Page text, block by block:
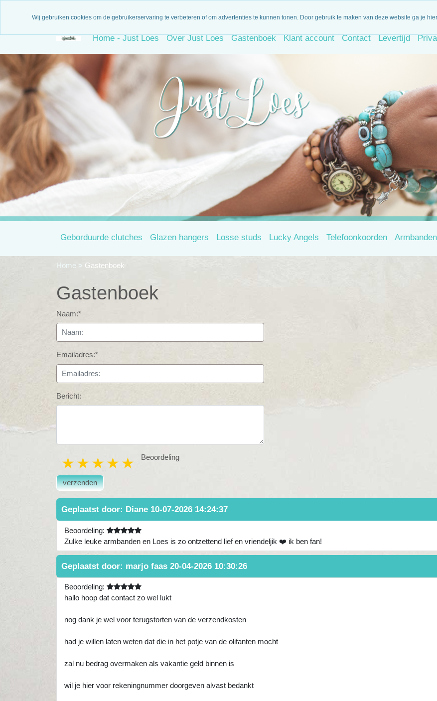
Home - Just Loes Over Just Loes Gastenboek Klant account Contact Levertijd
Geborduurde clutches Glazen hangers Losse studs Lucky Angels Telefoonkoorden
Home > Gastenboek
Gastenboek
Naam:*
Emailadres:*
Bericht:
Beoordeling
5 stars
4 stars
3 stars
2 stars
1 star
verzenden
Geplaatst door: Diane 10-07-2026 14:24:37
Beoordeling:
Zulke leuke armbanden en Loes is zo ontzettend lief en vriendeljik ❤️ ik ben fan!
Geplaatst door: marjo faas 20-04-2026 10:30:26
Beoordeling:
hallo hoop dat contact zo wel lukt
nog dank je wel voor terugstorten van de verzendkosten
had je willen laten weten dat die in het potje van de olifanten mocht
zal nu bedrag overmaken als vakantie geld binnen is
wil je hier voor rekeningnummer doorgeven alvast bedankt
Wij gebruiken cookies om de gebruikerservaring te verbeteren of om advertenties te kunnen tonen. Door gebruik te maken van deze website ga je